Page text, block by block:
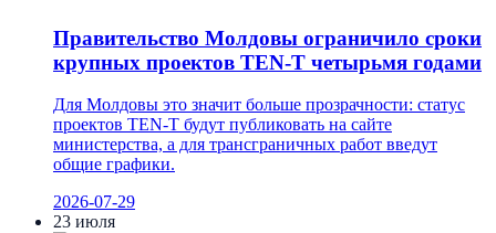
Правительство Молдовы ограничило сроки
крупных проектов TEN-T четырьмя годами
Для Молдовы это значит больше прозрачности: статус
проектов TEN-T будут публиковать на сайте
министерства, а для трансграничных работ введут
общие графики.
2026-07-29
23 июля